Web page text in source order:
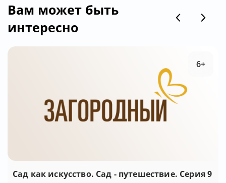
Вам может быть
интересно
Сад как искусство. Сад - путешествие. Серия 9
6+